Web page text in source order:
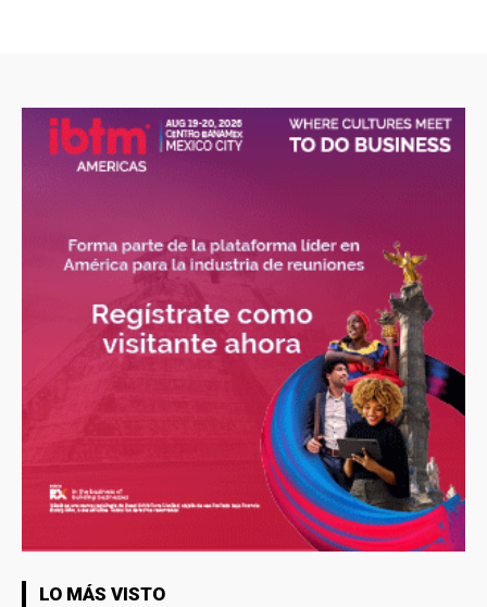
LO MÁS VISTO